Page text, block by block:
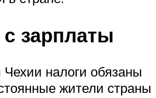
зарплаты
налоги обязаны
жители страны